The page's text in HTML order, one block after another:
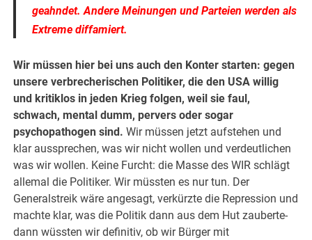
geahndet. Andere Meinungen und Parteien werden als
Extreme diffamiert.
Wir müssen hier bei uns auch den Konter starten: gegen
unsere verbrecherischen Politiker, die den USA willig
und kritiklos in jeden Krieg folgen, weil sie faul,
schwach, mental dumm, pervers oder sogar
psychopathogen sind. Wir müssen jetzt aufstehen und
klar aussprechen, was wir nicht wollen und verdeutlichen
was wir wollen. Keine Furcht: die Masse des WIR schlägt
allemal die Politiker. Wir müssten es nur tun. Der
Generalstreik wäre angesagt, verkürzte die Repression und
machte klar, was die Politik dann aus dem Hut zauberte-
dann wüssten wir definitiv, ob wir Bürger mit